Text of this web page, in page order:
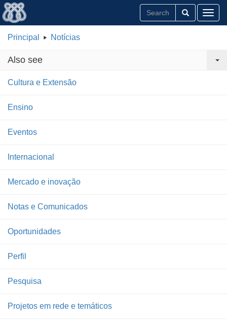
Principal Notícias
Also see
Cultura e Extensão
Ensino
Eventos
Internacional
Mercado e inovação
Notas e Comunicados
Oportunidades
Perfil
Pesquisa
Projetos em rede e temáticos